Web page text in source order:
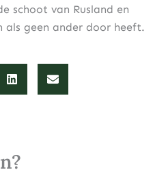
schoot van Rusland en
geen ander door heeft.